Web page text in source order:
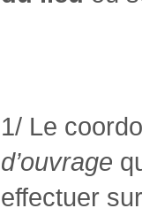
1/ Le
d’ouvrage
effectuer